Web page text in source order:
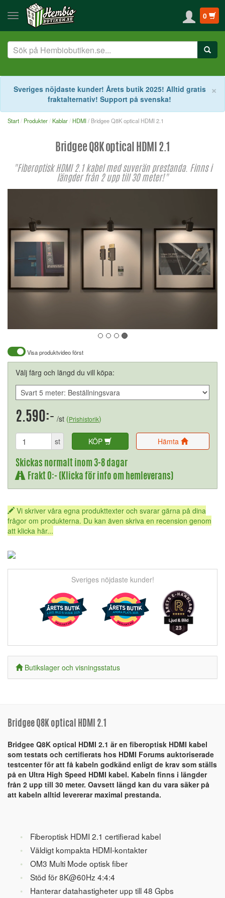
0
×
Sveriges nöjdaste kunder! Årets butik 2025! Alltid gratis
fraktalternativ! Support på svenska!
Start Produkter Kablar HDMI/ Bridgee Q8K optical HDMI 2.1
Bridgee Q8K optical HDMI 2.1
"Fiberoptisk HDMI 2.1 kabel med suverän prestanda. Finns i
längder från 2 upp till 30 meter!"
Visa produktvideo först
Välj färg och längd du vill köpa:
2.590:- /st (Prishistorik)
st KÖP Hämta
Skickas normalt inom 3-8 dagar
Frakt 0:- (Klicka för info om hemleverans)
Vi skriver våra egna produkttexter och svarar gärna på dina
frågor om produkterna. Du kan även skriva en recension genom
att klicka här...
Sveriges nöjdaste kunder!
Butikslager och visningsstatus
Bridgee Q8K optical HDMI 2.1
Bridgee Q8K optical HDMI 2.1 är en fiberoptisk HDMI kabel
som testats och certifierats hos HDMI Forums auktoriserade
testcenter för att få kabeln godkänd enligt de krav som ställs
på en Ultra High Speed HDMI kabel. Kabeln finns i längder
från 2 upp till 30 meter. Oavsett längd kan du vara säker på
att kabeln alltid levererar maximal prestanda.
Fiberoptisk HDMI 2.1 certifierad kabel
Väldigt kompakta HDMI-kontakter
OM3 Multi Mode optisk fiber
Stöd för 8K@60Hz 4:4:4
Hanterar datahastigheter upp till 48 Gpbs